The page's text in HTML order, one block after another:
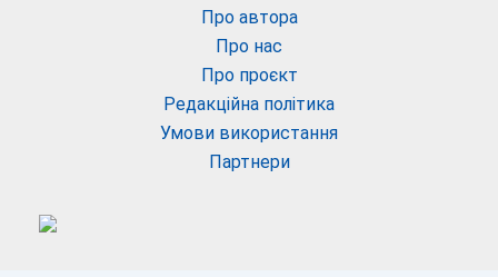
Про автора
Про нас
Про проєкт
Редакційна політика
Умови використання
Партнери